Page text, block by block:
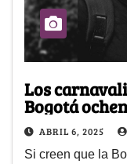
Los
Bogotá
ABRIL 6, 2025
Si creen que la